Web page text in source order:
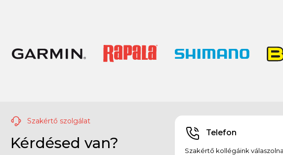
Szakértő szolgálat
Kérdésed van?
Telefon
Szakértő kollégáink